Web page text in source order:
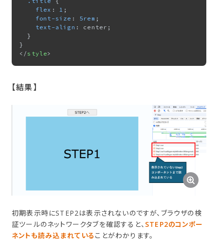
flex : 1 ;
font-size : 5rem ;
text-align : center;
  }
</ style>
【結果​】
初期表示時にSTEP2は表示されないのですが、ブラウザの検
証ツールのネットワークタブを確認すると、 STEP2のコンポー
ネントも読み込まれている ことがわかります。